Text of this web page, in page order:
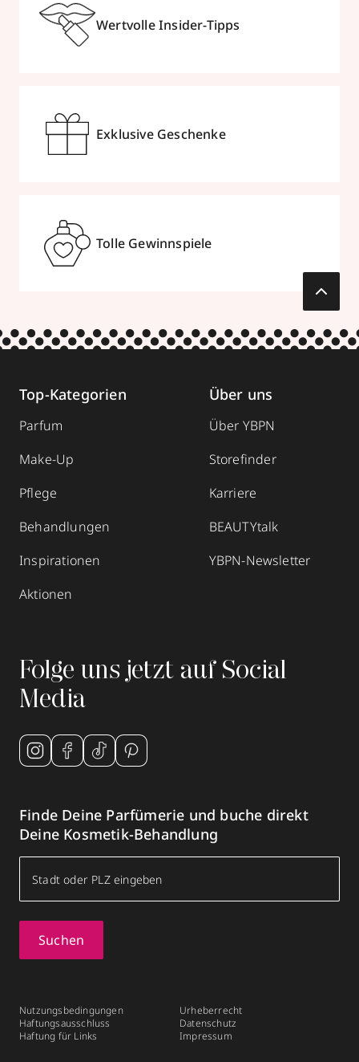
Wertvolle Insider-Tipps
Exklusive Geschenke
Tolle Gewinnspiele
Top-Kategorien
Parfum
Make-Up
Pflege
Behandlungen
Inspirationen
Aktionen
Über uns
Über YBPN
Storefinder
Karriere
BEAUTYtalk
YBPN-Newsletter
Folge uns jetzt auf Social
Media
Finde Deine Parfümerie und buche direkt
Deine Kosmetik-Behandlung
Suchen
Nutzungsbedingungen
Haftungsausschluss
Haftung für Links
Urheberrecht
Datenschutz
Impressum